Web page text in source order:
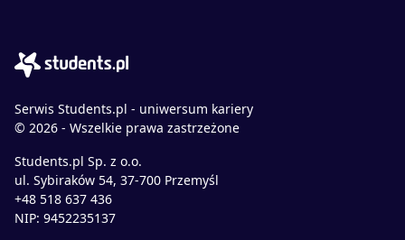
Serwis Students.pl - uniwersum kariery
© 2026 - Wszelkie prawa zastrzeżone
Students.pl Sp. z o.o.
ul. Sybiraków 54, 37-700 Przemyśl
+48 518 637 436
NIP: 9452235137